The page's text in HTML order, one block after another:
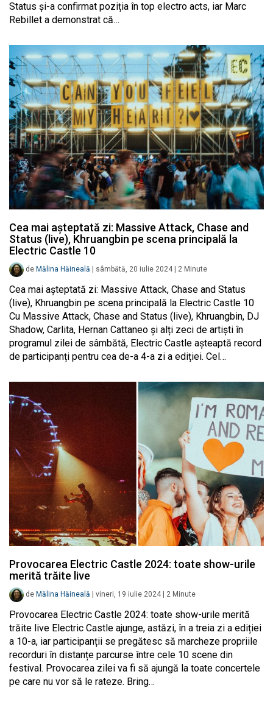
Status și-a confirmat poziția în top electro acts, iar Marc
Rebillet a demonstrat că…
Cea mai așteptată zi: Massive Attack, Chase and
Status (live), Khruangbin pe scena principală la
Electric Castle 10
de Mălina Hăineală sâmbătă, 20 iulie 2024 2 Minute
Cea mai așteptată zi: Massive Attack, Chase and Status
(live), Khruangbin pe scena principală la Electric Castle 10
Cu Massive Attack, Chase and Status (live), Khruangbin, DJ
Shadow, Carlita, Hernan Cattaneo și alți zeci de artiști în
programul zilei de sâmbătă, Electric Castle așteaptă record
de participanți pentru cea de-a 4-a zi a ediției. Cel…
Provocarea Electric Castle 2024: toate show-urile
merită trăite live
de Mălina Hăineală vineri, 19 iulie 2024 2 Minute
Provocarea Electric Castle 2024: toate show-urile merită
trăite live Electric Castle ajunge, astăzi, în a treia zi a ediției
a 10-a, iar participanții se pregătesc să marcheze propriile
recorduri în distanțe parcurse între cele 10 scene din
festival. Provocarea zilei va fi să ajungă la toate concertele
pe care nu vor să le rateze. Bring…